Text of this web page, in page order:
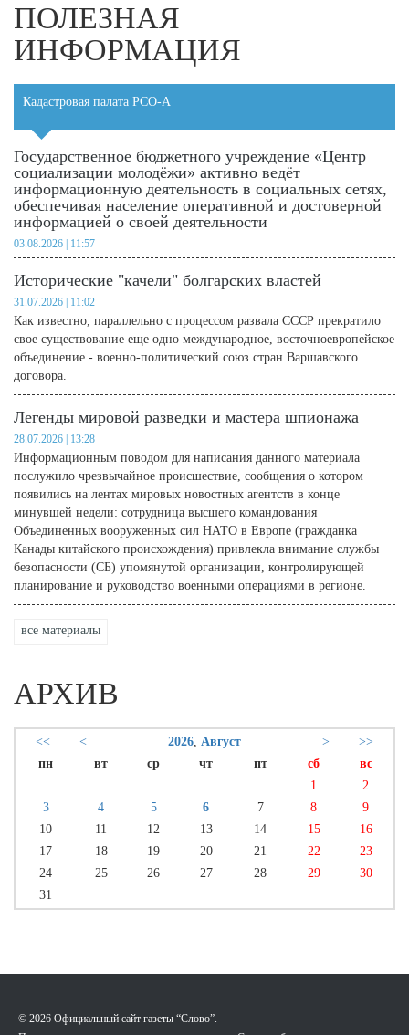
ПОЛЕЗНАЯ
ИНФОРМАЦИЯ
Кадастровая палата РСО-А
Государственное бюджетного учреждение «Центр
социализации молодёжи» активно ведёт
информационную деятельность в социальных сетях,
обеспечивая население оперативной и достоверной
информацией о своей деятельности
03.08.2026 | 11:57
Исторические "качели" болгарских властей
31.07.2026 | 11:02
Как известно, параллельно с процессом развала СССР прекратило
свое существование еще одно международное, восточноевропейское
объединение - военно-политический союз стран Варшавского
договора.
Легенды мировой разведки и мастера шпионажа
28.07.2026 | 13:28
Информационным поводом для написания данного материала
послужило чрезвычайное происшествие, сообщения о котором
появились на лентах мировых новостных агентств в конце
минувшей недели: сотрудница высшего командования
Объединенных вооруженных сил НАТО в Европе (гражданка
Канады китайского происхождения) привлекла внимание службы
безопасности (СБ) упомянутой организации, контролирующей
планирование и руководство военными операциями в регионе.
все материалы
АРХИВ
<< < 2026, Август >
>>
пн
вт ср чт пт сб
вс
1
2
3
4 5 6 7 8
9
10
11 12 13 14 15
16
17
18 19 20 21 22
23
24
25 26 27 28 29
30
31
© 2026 Официальный сайт газеты “Слово”.